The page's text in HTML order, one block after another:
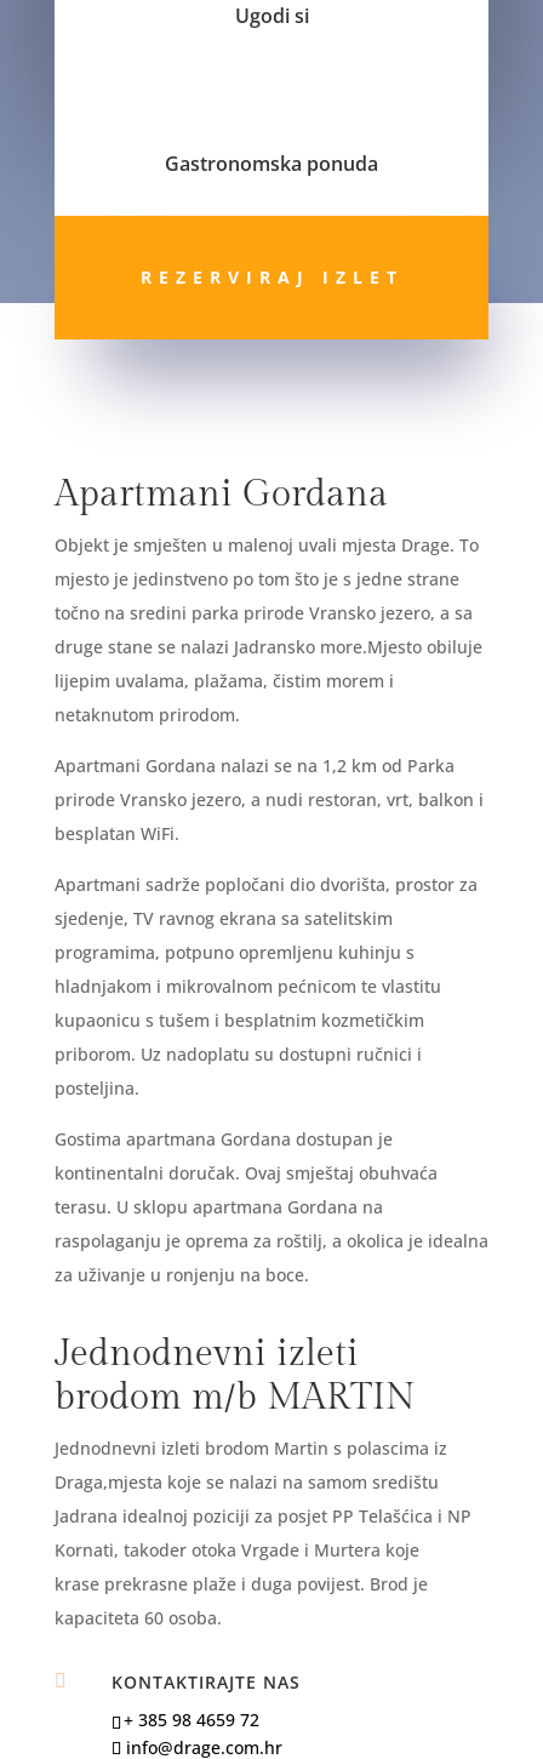
Ugodi si
Gastronomska ponuda
REZERVIRAJ IZLET
Apartmani Gordana
Objekt je smješten u malenoj uvali mjesta Drage. To
mjesto je jedinstveno po tom što je s jedne strane
točno na sredini parka prirode Vransko jezero, a sa
druge stane se nalazi Jadransko more.Mjesto obiluje
lijepim uvalama, plažama, čistim morem i
netaknutom prirodom.
Apartmani Gordana nalazi se na 1,2 km od Parka
prirode Vransko jezero, a nudi restoran, vrt, balkon i
besplatan WiFi.
Apartmani sadrže popločani dio dvorišta, prostor za
sjedenje, TV ravnog ekrana sa satelitskim
programima, potpuno opremljenu kuhinju s
hladnjakom i mikrovalnom pećnicom te vlastitu
kupaonicu s tušem i besplatnim kozmetičkim
priborom. Uz nadoplatu su dostupni ručnici i
posteljina.
Gostima apartmana Gordana dostupan je
kontinentalni doručak. Ovaj smještaj obuhvaća
terasu. U sklopu apartmana Gordana na
raspolaganju je oprema za roštilj, a okolica je idealna
za uživanje u ronjenju na boce.
Jednodnevni izleti
brodom m/b MARTIN
Jednodnevni izleti brodom Martin s polascima iz
Draga,mjesta koje se nalazi na samom središtu
Jadrana idealnoj poziciji za posjet PP Telašćica i NP
Kornati, takoder otoka Vrgade i Murtera koje
krase prekrasne plaže i duga povijest. Brod je
kapaciteta 60 osoba.

KONTAKTIRAJTE NAS
+ 385 98 4659 72
info@drage.com.hr